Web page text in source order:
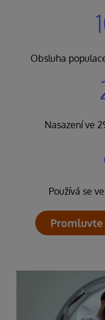
Obsluha
Nasazení ve
Používá se
Promluvte